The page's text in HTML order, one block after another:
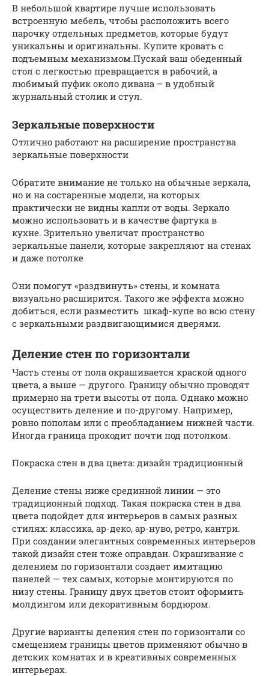
В небольшой квартире лучше использовать
встроенную мебель, чтобы расположить всего
парочку отдельных предметов, которые будут
уникальны и оригинальны. Купите кровать с
подъемным механизмом.Пускай ваш обеденный
стол с легкостью превращается в рабочий, а
любимый пуфик около дивана – в удобный
журнальный столик и стул.
Зеркальные поверхности
Отлично работают на расширение пространства
зеркальные поверхности
Обратите внимание не только на обычные зеркала,
но и на состаренные модели, на которых
практически не видны капли от воды. Зеркало
можно использовать и в качестве фартука в
кухне. Зрительно увеличат пространство
зеркальные панели, которые закрепляют на стенах
и даже потолке
Они помогут «раздвинуть» стены, и комната
визуально расширится. Такого же эффекта можно
добиться, если разместить шкаф-купе во всю стену
с зеркальными раздвигающимися дверями.
Деление стен по горизонтали
Часть стены от пола окрашивается краской одного
цвета, а выше — другого. Границу обычно проводят
примерно на трети высоты от пола. Однако можно
осуществить деление и по-другому. Например,
ровно пополам или с преобладанием нижней части.
Иногда граница проходит почти под потолком.
Покраска стен в два цвета: дизайн традиционный
Деление стены ниже срединной линии — это
традиционный подход. Такая покраска стен в два
цвета подойдет для интерьеров в самых разных
стилях: классика, ар-деко, ар-нуво, ретро, кантри.
При создании элегантных современных интерьеров
такой дизайн стен тоже оправдан. Окрашивание с
делением по горизонтали создает имитацию
панелей — тех самых, которые монтируются по
низу стены. Границу двух цветов стоит оформить
молдингом или декоративным бордюром.
Другие варианты деления стен по горизонтали со
смещением границы цветов применяют обычно в
детских комнатах и в креативных современных
интерьерах.